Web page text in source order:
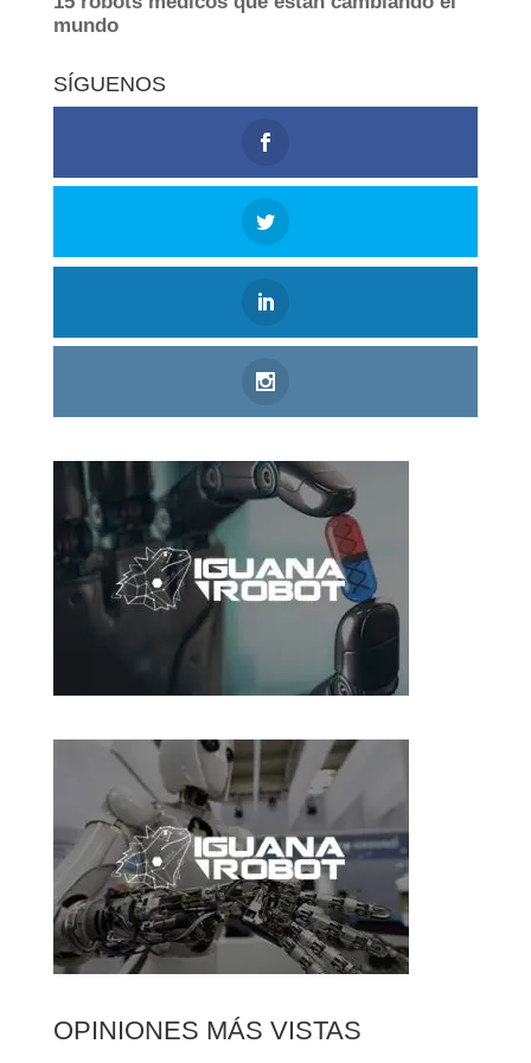
SÍGUENOS
OPINIONES MÁS VISTAS